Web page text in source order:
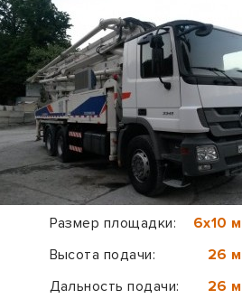
Размер площадки:
6х10 м
Высота подачи:
26 м
Дальность подачи:
26 м